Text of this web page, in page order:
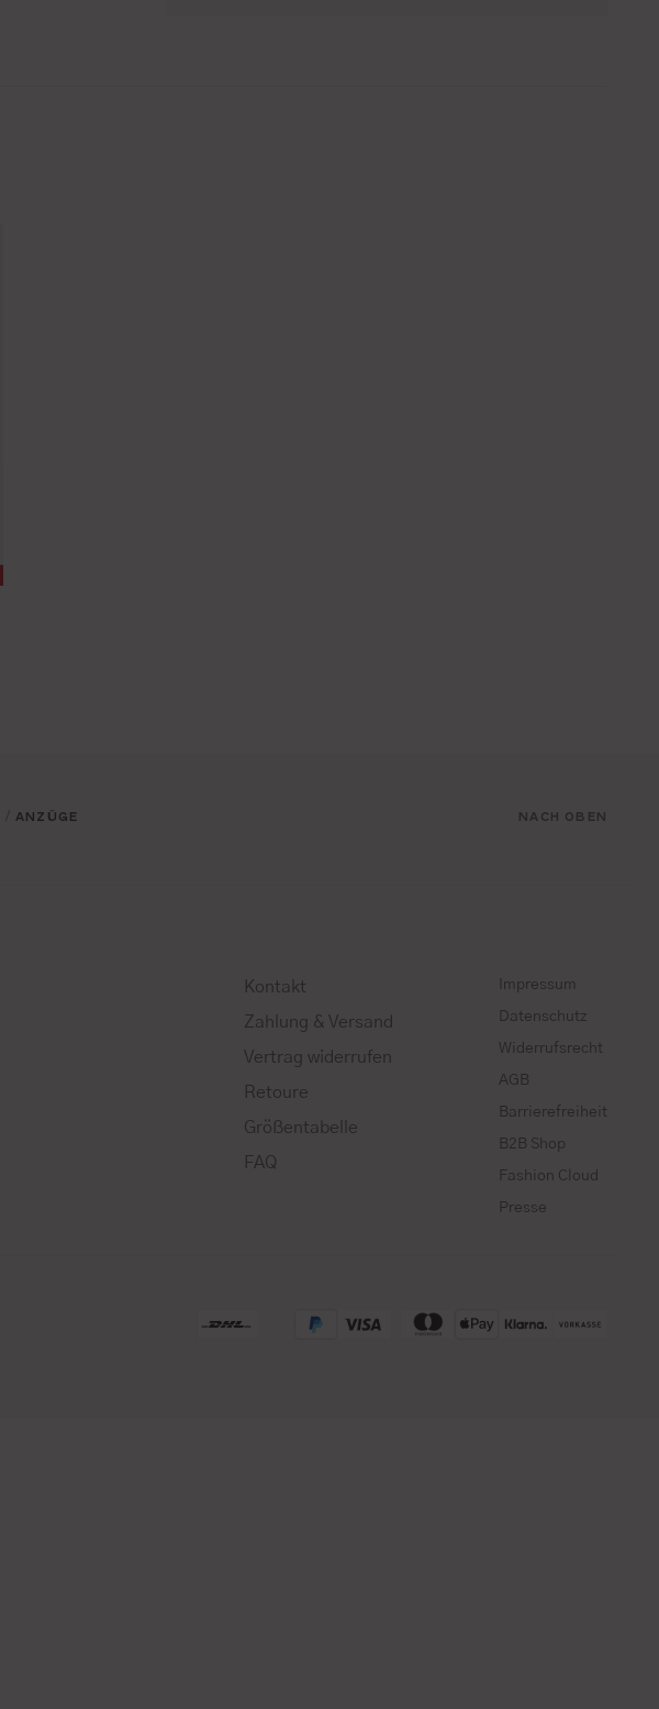
ANZÜGE NACH OBEN
Kontakt
Zahlung & Versand
Vertrag widerrufen
Retoure
Größentabelle
FAQ
Impressum
Datenschutz
Widerrufsrecht
AGB
Barrierefreiheit
B2B Shop
Fashion Cloud
Presse